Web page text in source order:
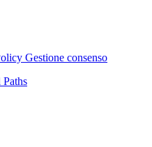
Gestione consenso